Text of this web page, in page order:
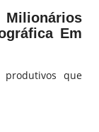
Em
produtivos que